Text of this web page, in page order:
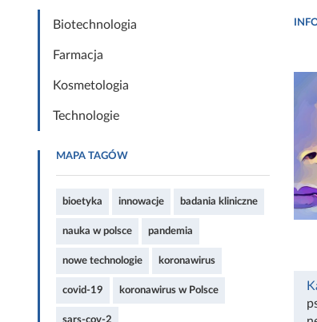
Biotechnologia
Farmacja
Kosmetologia
Technologie
MAPA TAGÓW
bioetyka innowacje badania kliniczne
nauka w polsce pandemia
nowe technologie koronawirus
covid-19 koronawirus w Polsce
sars-cov-2